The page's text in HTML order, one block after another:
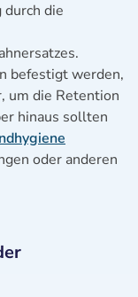
die
befestigt werden,
um die Retention
hinaus sollten
oder anderen